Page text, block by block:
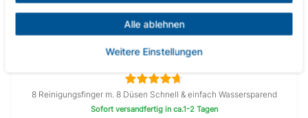
Life Water Wand Kartuschenfilter Reinigungsaufsatz
8 Reinigungsfinger m. 8 Düsen Schnell & einfach Wassersparend
Sofort versandfertig in ca.1-2 Tagen
Alle ablehnen
Weitere Einstellungen